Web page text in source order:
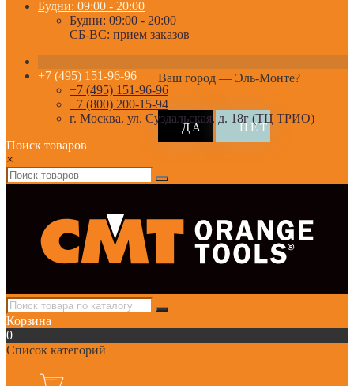
Будни: 09:00 - 20:00
Будни: 09:00 - 20:00
СБ-ВС: прием заказов
Ваш город — Эль-Монте?
+7 (495) 151-96-96
+7 (495) 151-96-96
+7 (800) 200-15-94
г. Москва. ул. Суздальская, д. 18г (ТЦ ТРИО)
Поиск товаров
×
Корзина
0
Список категорий